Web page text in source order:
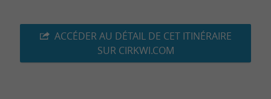
ACCÉDER AU DÉTAIL DE CET ITINÉRAIRE
SUR CIRKWI.COM